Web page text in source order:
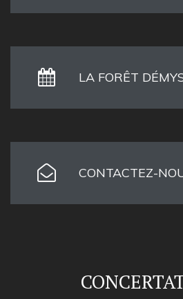
LA FORÊT
CONTACTEZ-